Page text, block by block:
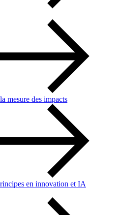
mesure des impacts
en innovation et IA